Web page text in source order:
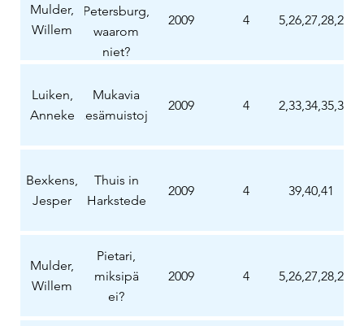
Mulder,
Willem
Petersburg,
waarom
niet?
2009 4 25,26,27,28,29
Luiken,
Anneke
Mukavia
kesämuistoja
2009 4 32,33,34,35,36
Bexkens,
Jesper
Thuis in
Harkstede
2009 4 39,40,41
Mulder,
Willem
Pietari,
miksipä
ei?
2009 4 25,26,27,28,29